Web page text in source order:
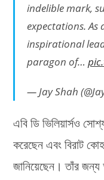
indelible mark,
expectations.
inspirational
paragon of…
— Jay Shah
এবি ডি ভিলিয়ার্সও
করেছেন এবং বিরাট
জানিয়েছেন। তাঁর